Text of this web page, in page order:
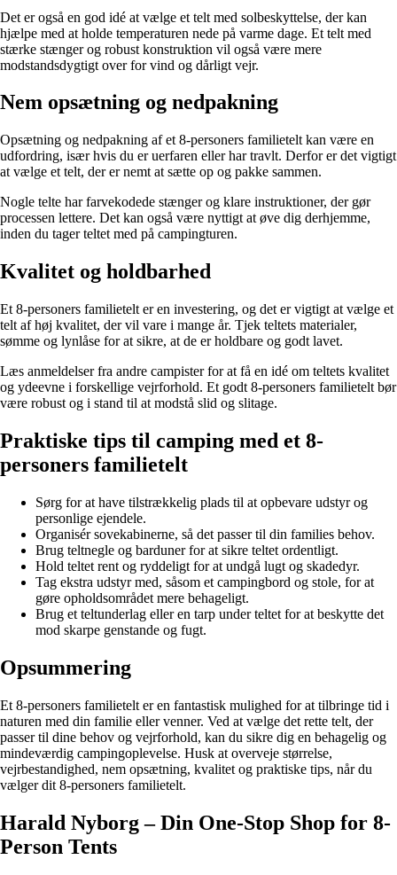
Det er også en god idé at vælge et telt med solbeskyttelse, der kan
hjælpe med at holde temperaturen nede på varme dage. Et telt med
stærke stænger og robust konstruktion vil også være mere
modstandsdygtigt over for vind og dårligt vejr.
Nem opsætning og nedpakning
Opsætning og nedpakning af et 8-personers familietelt kan være en
udfordring, især hvis du er uerfaren eller har travlt. Derfor er det vigtigt
at vælge et telt, der er nemt at sætte op og pakke sammen.
Nogle telte har farvekodede stænger og klare instruktioner, der gør
processen lettere. Det kan også være nyttigt at øve dig derhjemme,
inden du tager teltet med på campingturen.
Kvalitet og holdbarhed
Et 8-personers familietelt er en investering, og det er vigtigt at vælge et
telt af høj kvalitet, der vil vare i mange år. Tjek teltets materialer,
sømme og lynlåse for at sikre, at de er holdbare og godt lavet.
Læs anmeldelser fra andre campister for at få en idé om teltets kvalitet
og ydeevne i forskellige vejrforhold. Et godt 8-personers familietelt bør
være robust og i stand til at modstå slid og slitage.
Praktiske tips til camping med et 8-
personers familietelt
Sørg for at have tilstrækkelig plads til at opbevare udstyr og
personlige ejendele.
Organisér sovekabinerne, så det passer til din families behov.
Brug teltnegle og barduner for at sikre teltet ordentligt.
Hold teltet rent og ryddeligt for at undgå lugt og skadedyr.
Tag ekstra udstyr med, såsom et campingbord og stole, for at
gøre opholdsområdet mere behageligt.
Brug et teltunderlag eller en tarp under teltet for at beskytte det
mod skarpe genstande og fugt.
Opsummering
Et 8-personers familietelt er en fantastisk mulighed for at tilbringe tid i
naturen med din familie eller venner. Ved at vælge det rette telt, der
passer til dine behov og vejrforhold, kan du sikre dig en behagelig og
mindeværdig campingoplevelse. Husk at overveje størrelse,
vejrbestandighed, nem opsætning, kvalitet og praktiske tips, når du
vælger dit 8-personers familietelt.
Harald Nyborg – Din One-Stop Shop for 8-
Person Tents